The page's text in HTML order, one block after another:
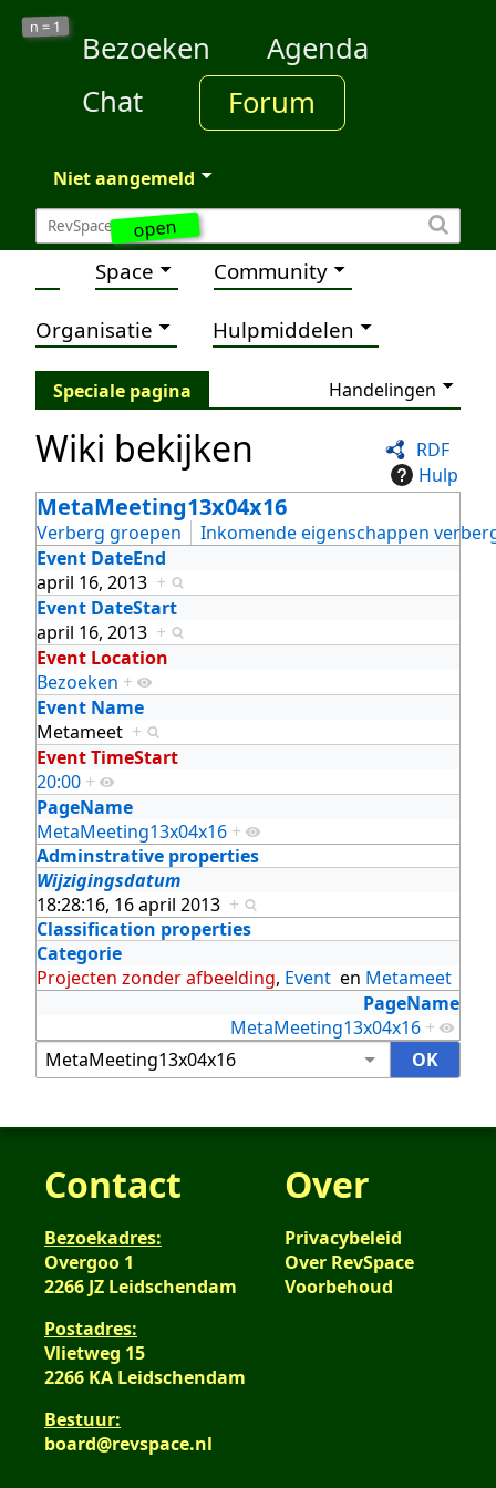
open
n = 1
Bezoeken
Agenda
Chat
Forum
Niet aangemeld
Space Community
Organisatie Hulpmiddelen
Speciale pagina Handelingen
RDF
Hulp
Wiki bekijken
MetaMeeting13x04x16
Verberg groepen
Inkomende eigenschappen
Event DateEnd
april 16, 2013 +
Event DateStart
april 16, 2013 +
Event Location
Bezoeken +
Event Name
Metameet +
Event TimeStart
20:00 +
PageName
MetaMeeting13x04x16 +
Adminstrative properties
Wijzigingsdatum
18:28:16, 16 april 2013 +
Classification properties
Categorie
Projecten zonder afbeelding, Event en Metameet
PageName
MetaMeeting13x04x16 +
Contact
Bezoekadres:
Overgoo 1
2266 JZ Leidschendam
Postadres:
Vlietweg 15
2266 KA Leidschendam
Bestuur:
board@revspace.nl
Over
Privacybeleid
Over RevSpace
Voorbehoud